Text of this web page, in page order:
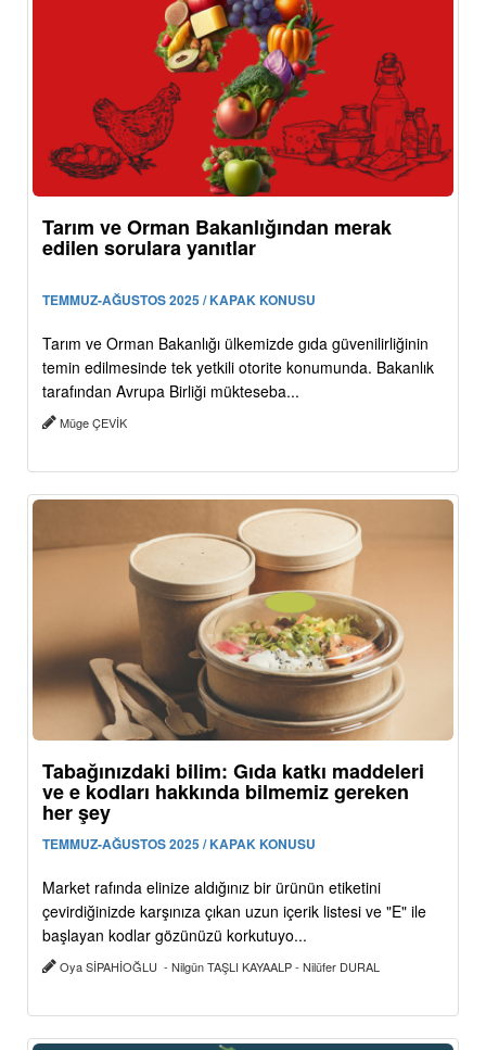
Tarım ve Orman Bakanlığından merak
edilen sorulara yanıtlar
TEMMUZ-AĞUSTOS 2025 / KAPAK KONUSU
Tarım ve Orman Bakanlığı ülkemizde gıda güvenilirliğinin
temin edilmesinde tek yetkili otorite konumunda. Bakanlık
tarafından Avrupa Birliği mükteseba...
Müge ÇEVİK
Tabağınızdaki bilim: Gıda katkı maddeleri
ve e kodları hakkında bilmemiz gereken
her şey
TEMMUZ-AĞUSTOS 2025 / KAPAK KONUSU
Market rafında elinize aldığınız bir ürünün etiketini
çevirdiğinizde karşınıza çıkan uzun içerik listesi ve "E" ile
başlayan kodlar gözünüzü korkutuyo...
Oya SİPAHİOĞLU - Nilgün TAŞLI KAYAALP - Nilüfer DURAL